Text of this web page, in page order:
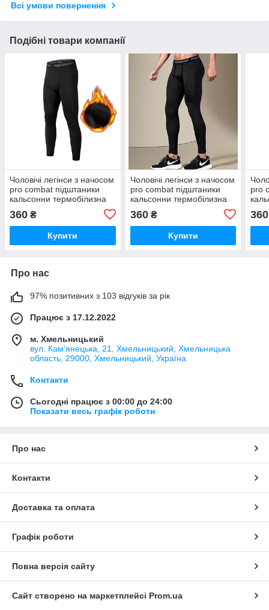
Всі умови повернення
Подібні товари компанії
Чоловічі легінси з начосом
pro combat підштаники
кальсонни термобілизна
360 ₴
Купити
Чоловічі легінси з начосом
pro combat підштаники
кальсонни термобілизна
360₴
Купити
pro
360
Про нас
97% позитивних з 103 відгуків за рік
Працює з 17.12.2022
м. Хмельницький
вул. Кам'янецька, 21, Хмельницький, Хмельницька
область, 29000, Хмельницький, Україна
Контакти
Сьогодні працює з 00:00 до 24:00
Показати весь графік роботи
Про нас
Контакти
Доставка та оплата
Графік роботи
Повна версія сайту
Сайт створено на маркетплейсі Prom.ua